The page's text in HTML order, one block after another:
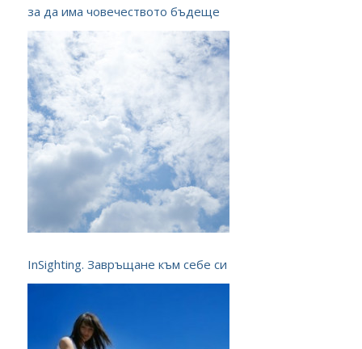
за да има човечеството бъдеще
InSighting. Завръщане към себе си